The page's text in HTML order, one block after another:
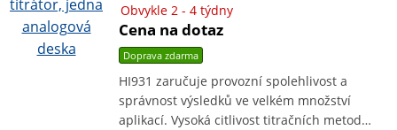
Obvykle 2 - 4 týdny
Cena na dotaz
Doprava zdarma
HI931 zaručuje provozní spolehlivost a
správnost výsledků ve velkém množství
aplikací. Vysoká citlivost titračních metod…